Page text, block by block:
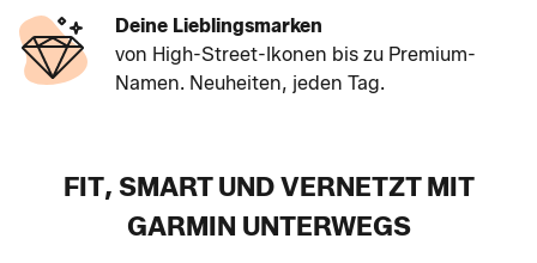
Deine Lieblingsmarken
von High-Street-Ikonen bis zu Premium-
Namen. Neuheiten, jeden Tag.
FIT, SMART UND VERNETZT MIT
GARMIN UNTERWEGS